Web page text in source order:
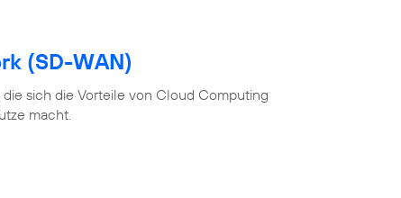
(SD-WAN)
sich die Vorteile von Cloud Computing
macht.